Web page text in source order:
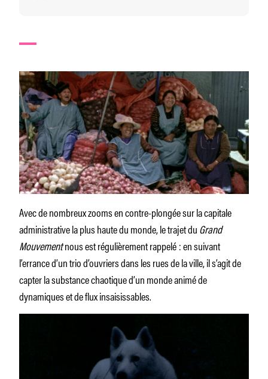
Avec de nombreux zooms en contre-plongée sur la capitale
administrative la plus haute du monde, le trajet duGrand
Mouvementnous est régulièrement rappelé : en suivant
l’errance d’un trio d’ouvriers dans les rues de la ville, il s’agit de
capter la substance chaotique d’un monde animé de
dynamiques et de flux insaisissables.